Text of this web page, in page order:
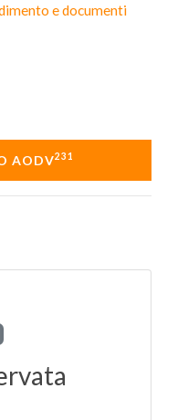
e documenti
AODV231